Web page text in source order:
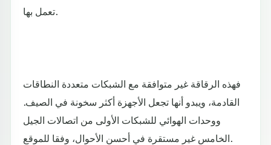
تعمل بها.
فهذه الرقاقة غير متوافقة مع الشبكات متعددة النطاقات
القادمة، ويبدو أنها تجعل الأجهزة أكثر سخونة في الصيف.
ووحدات الهوائي للشبكات الأولى من اتصالات الجيل
الخامس غير مستقرة في أحسن الأحوال، وفقا للموقع.